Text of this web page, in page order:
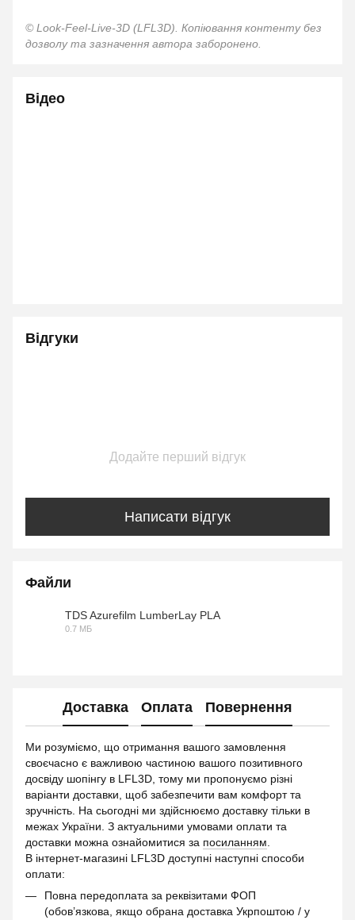
© Look-Feel-Live-3D (LFL3D). Копіювання контенту без
дозволу та зазначення автора заборонено.
Відео
Відгуки
Додайте перший відгук
Написати відгук
Файли
TDS Azurefilm LumberLay PLA
0.7 МБ
Доставка Оплата Повернення
Ми розуміємо, що отримання вашого замовлення
своєчасно є важливою частиною вашого позитивного
досвіду шопінгу в LFL3D, тому ми пропонуємо різні
варіанти доставки, щоб забезпечити вам комфорт та
зручність. На сьогодні ми здійснюємо доставку тільки в
межах України. З актуальними умовами оплати та
доставки можна ознайомитися за посиланням.
В інтернет-магазині LFL3D доступні наступні способи
оплати:
Повна передоплата за реквізитами ФОП
(обов’язкова, якщо обрана доставка Укрпоштою / у